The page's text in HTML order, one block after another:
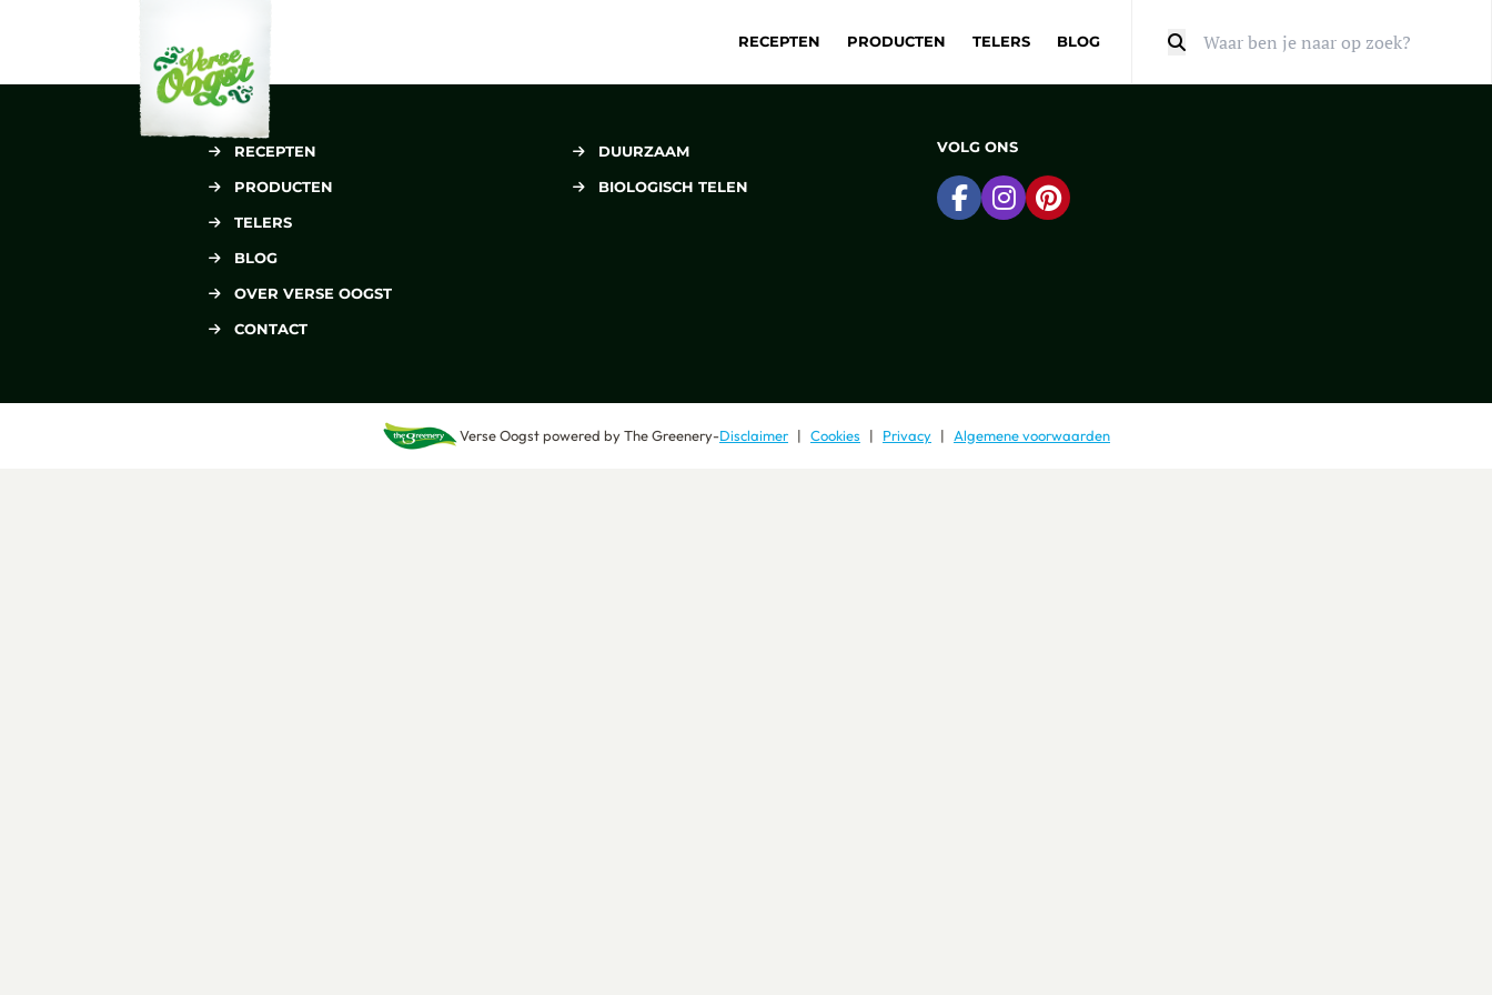
RECEPTEN PRODUCTEN TELERS BLOG
RECEPTEN
PRODUCTEN
TELERS
BLOG
OVER VERSE OOGST
CONTACT
DUURZAAM
BIOLOGISCH TELEN
VOLG ONS
Ga naar Facebook
Ga naar Instagram
Ga naar Pinterest
Verse Oogstpowered byThe Greenery-Disclaimer Cookies Privacy Algemene voorwaarden